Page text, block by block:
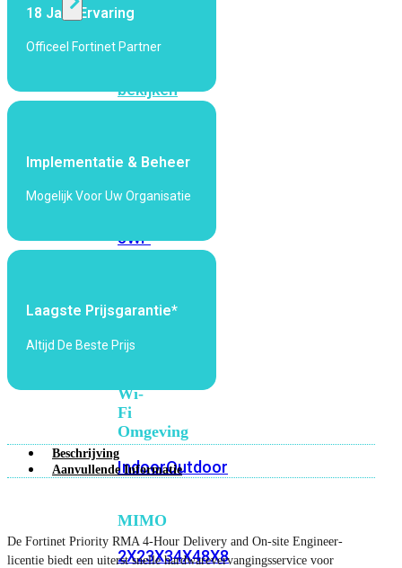
Access
bekijken
Generatie
Wi-
5Wi-
6EWi-
Fi
7
Wi-
Fi
Omgeving
IndoorOutdoor
MIMO
2X23X34X48X8
18 Jaar Ervaring
Officeel Fortinet Partner
Implementatie & Beheer
Mogelijk Voor Uw Organisatie
Laagste Prijsgarantie*
Altijd De Beste Prijs
Beschrijving
Aanvullende Informatie
De Fortinet Priority RMA 4-Hour Delivery and On-site Engineer-
licentie biedt een uiterst snelle hardwarevervangingsservice voor